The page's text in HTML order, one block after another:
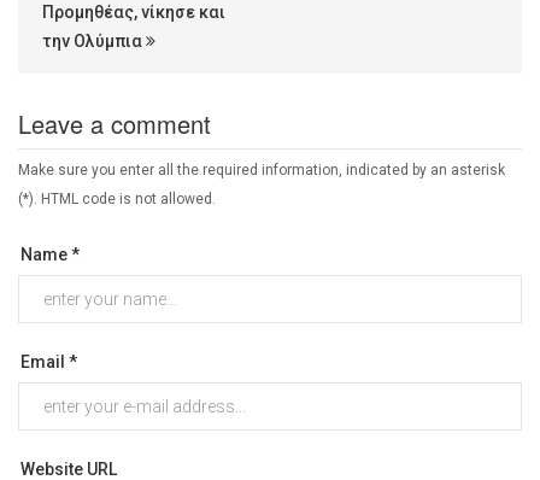
Προμηθέας, νίκησε και
την Ολύμπια
Leave a comment
Make sure you enter all the required information, indicated by an asterisk
(*). HTML code is not allowed.
Name *
Email *
Website URL